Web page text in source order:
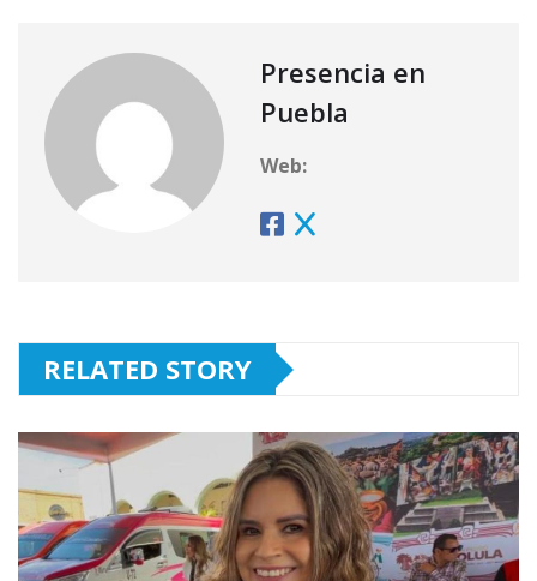
Presencia en
Puebla
Web:
RELATED STORY